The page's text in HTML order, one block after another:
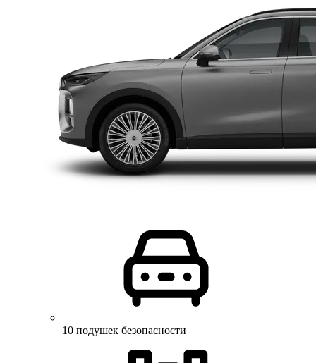
10 подушек безопасности